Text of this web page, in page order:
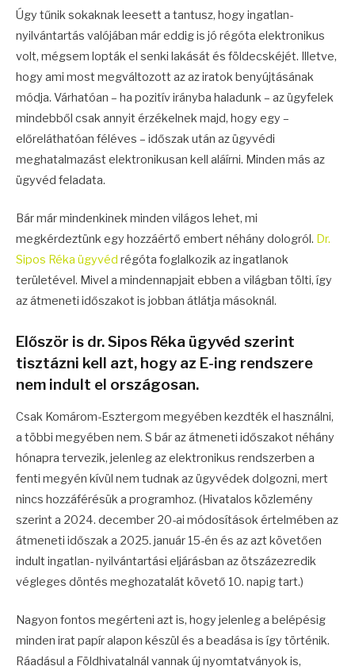
Úgy tűnik sokaknak leesett a tantusz, hogy ingatlan-
nyilvántartás valójában már eddig is jó régóta elektronikus
volt, mégsem lopták el senki lakását és földecskéjét. Illetve,
hogy ami most megváltozott az az iratok benyújtásának
módja. Várhatóan – ha pozitív irányba haladunk – az ügyfelek
mindebből csak annyit érzékelnek majd, hogy egy –
előreláthatóan féléves – időszak után az ügyvédi
meghatalmazást elektronikusan kell aláírni. Minden más az
ügyvéd feladata.
Bár már mindenkinek minden világos lehet, mi
megkérdeztünk egy hozzáértő embert néhány dologról. Dr.
Sipos Réka ügyvéd régóta foglalkozik az ingatlanok
területével. Mivel a mindennapjait ebben a világban tölti, így
az átmeneti időszakot is jobban átlátja másoknál.
Először is dr. Sipos Réka ügyvéd szerint
tisztázni kell azt, hogy az E-ing rendszere
nem indult el országosan.
Csak Komárom-Esztergom megyében kezdték el használni,
a többi megyében nem. S bár az átmeneti időszakot néhány
hónapra tervezik, jelenleg az elektronikus rendszerben a
fenti megyén kívül nem tudnak az ügyvédek dolgozni, mert
nincs hozzáférésük a programhoz. (Hivatalos közlemény
szerint a 2024. december 20-ai módosítások értelmében az
átmeneti időszak a 2025. január 15-én és az azt követően
indult ingatlan- nyilvántartási eljárásban az ötszázezredik
végleges döntés meghozatalát követő 10. napig tart.)
Nagyon fontos megérteni azt is, hogy jelenleg a belépésig
minden irat papír alapon készül és a beadása is így történik.
Ráadásul a Földhivatalnál vannak új nyomtatványok is,